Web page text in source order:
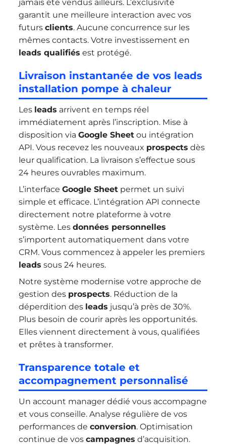
jamais été vendus ailleurs. L’exclusivité
garantit une meilleure interaction avec vos
futursclients. Aucune concurrence sur les
mêmes contacts. Votre investissement en
leads qualifiés est protégé.
Livraison instantanée de vos leads
installation pompe à chaleur
Les leads arrivent en temps réel
immédiatement après l’inscription. Mise à
disposition viaGoogle Sheet ou intégration
API. Vous recevez les nouveaux prospects dès
leur qualification. La livraison s’effectue sous
24 heures ouvrables maximum.
L’interfaceGoogle Sheet permet un suivi
simple et efficace. L’intégration API connecte
directement notre plateforme à votre
système. Lesdonnées personnelles
s’importent automatiquement dans votre
CRM. Vous commencez à appeler les premiers
leads sous 24 heures.
Notre système modernise votre approche de
gestion des prospects. Réduction de la
déperdition des leads jusqu’à près de 30%.
Plus besoin de courir après les opportunités.
Elles viennent directement à vous, qualifiées
et prêtes à transformer.
Transparence totale et
accompagnement personnalisé
Un account manager dédié vous accompagne
et vous conseille. Analyse régulière de vos
performances deconversion. Optimisation
continue de voscampagnes d’acquisition.